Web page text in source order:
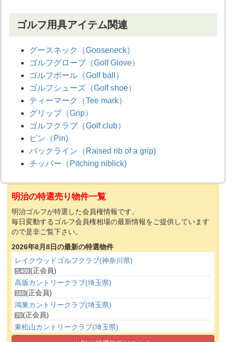
ゴルフ用具アイテム関連
グースネック（Gooseneck）
ゴルフグローブ（Golf Glove）
ゴルフボール（Golf ball）
ゴルフシューズ（Golf shoe）
ティーマーク（Tee mark）
グリップ（Grip）
ゴルフクラブ（Golf club）
ピン（Pin)
バックライン（Raised rib of a grip)
チッパー（Pitching niblick)
明治の特選売り物件一覧
明治ゴルフが特選した会員権情報です。
毎日変動するゴルフ会員権相場の最新情報をご提供しています
ので是非ご覧下さい。
2026年8月8日の最新の特選物件
レイクウッドゴルフクラブ(神奈川県)
3,400 (正会員)
高坂カントリークラブ(埼玉県)
160 (正会員)
鴻巣カントリークラブ(埼玉県)
70 (正会員)
東松山カントリークラブ(埼玉県)
(正会員)